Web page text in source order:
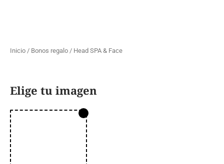
Inicio / Bonos regalo / Head SPA & Face
Elige tu imagen